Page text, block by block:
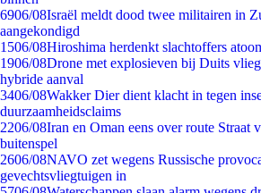
6906/08Israël meldt dood twee militairen in
aangekondigd
1506/08Hiroshima herdenkt slachtoffers
1906/08Drone met explosieven bij Duits
hybride aanval
3406/08Wakker Dier dient klacht in tegen
duurzaamheidsclaims
2206/08Iran en Oman eens over route Straat
buitenspel
2606/08NAVO zet wegens Russische
gevechtsvliegtuigen in